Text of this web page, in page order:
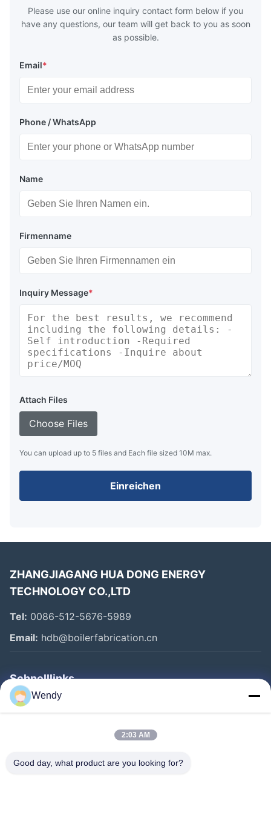
Please use our online inquiry contact form below if you
have any questions, our team will get back to you as soon
as possible.
Email*
Phone / WhatsApp
Name
Firmenname
Inquiry Message*
Attach Files
Choose Files
You can upload up to 5 files and Each file sized 10M max.
Einreichen
ZHANGJIAGANG HUA DONG ENERGY
TECHNOLOGY CO.,LTD
Tel: 0086-512-5676-5989
Email: hdb@boilerfabrication.cn
Schnelllinks
Haus
Fabrik-Ausflug
Wendy
2:03 AM
Good day, what product are you looking for?